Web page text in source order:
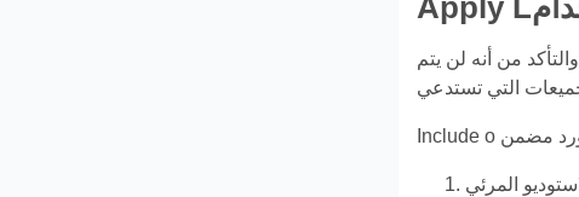
من أنه لن يتم